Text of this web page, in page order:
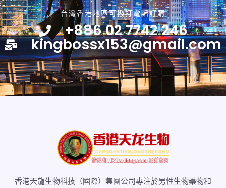
台灣香港地區可撥打電話訂購
+886 02 7742 246
kingbossx153@gmail.com
香港天龍生物科技（國際）集團公司專注於男性生物藥物和